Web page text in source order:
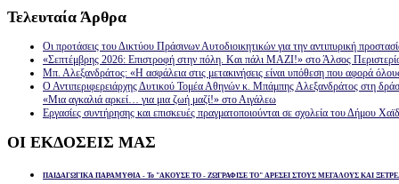
Τελευταία Άρθρα
Οι προτάσεις του Δικτύου Πράσινων Αυτοδιοικητικών για την αντιπυρική
«Σεπτέμβρης 2026: Επιστροφή στην πόλη. Και πάλι ΜΑΖΙ!» στο Άλσος
Μπ. Αλεξανδράτος: «Η ασφάλεια στις μετακινήσεις είναι υπόθεση που αφορά
Ο Αντιπεριφερειάρχης Δυτικού Τομέα Αθηνών κ. Μπάμπης Αλεξανδράτος στη
«Μια αγκαλιά αρκεί… για μια ζωή μαζί!» στο Αιγάλεω
Εργασίες συντήρησης και επισκευές πραγματοποιούνται σε σχολεία του Δήμου
ΟΙ ΕΚΔΟΣΕΙΣ ΜΑΣ
ΠΑΙΔΑΓΩΓΙΚΑ ΠΑΡΑΜΥΘΙΑ - Το "ΑΚΟΥΣΕ ΤΟ - ΖΩΓΡΑΦΙΣΕ ΤΟ" ΑΡΕΣΕΙ ΣΤΟΥΣ ΜΕΓΑΛΟΥΣ ΚΑΙ